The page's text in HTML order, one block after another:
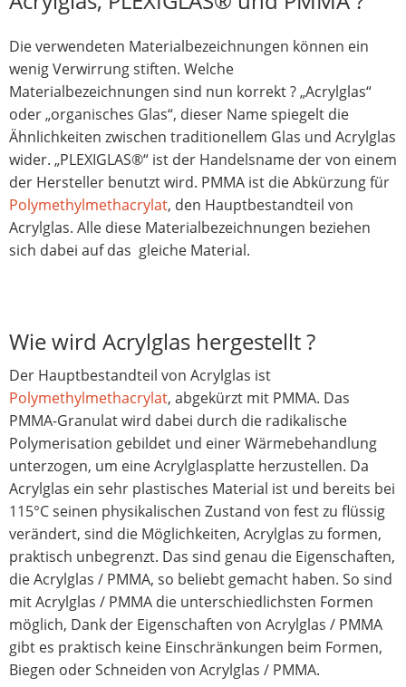
Die verwendeten Materialbezeichnungen können ein
wenig Verwirrung stiften. Welche
Materialbezeichnungen sind nun korrekt ? „Acrylglas“
oder „organisches Glas“, dieser Name spiegelt die
Ähnlichkeiten zwischen traditionellem Glas und Acrylglas
wider. „PLEXIGLAS®“ ist der Handelsname der von einem
der Hersteller benutzt wird. PMMA ist die Abkürzung für
Polymethylmethacrylat, den Hauptbestandteil von
Acrylglas. Alle diese Materialbezeichnungen beziehen
sich dabei auf das gleiche Material.
Wie wird Acrylglas hergestellt ?
Der Hauptbestandteil von Acrylglas ist
Polymethylmethacrylat, abgekürzt mit PMMA. Das
PMMA-Granulat wird dabei durch die radikalische
Polymerisation gebildet und einer Wärmebehandlung
unterzogen, um eine Acrylglasplatte herzustellen. Da
Acrylglas ein sehr plastisches Material ist und bereits bei
115°C seinen physikalischen Zustand von fest zu flüssig
verändert, sind die Möglichkeiten, Acrylglas zu formen,
praktisch unbegrenzt. Das sind genau die Eigenschaften,
die Acrylglas / PMMA, so beliebt gemacht haben. So sind
mit Acrylglas / PMMA die unterschiedlichsten Formen
möglich, Dank der Eigenschaften von Acrylglas / PMMA
gibt es praktisch keine Einschränkungen beim Formen,
Biegen oder Schneiden von Acrylglas / PMMA.